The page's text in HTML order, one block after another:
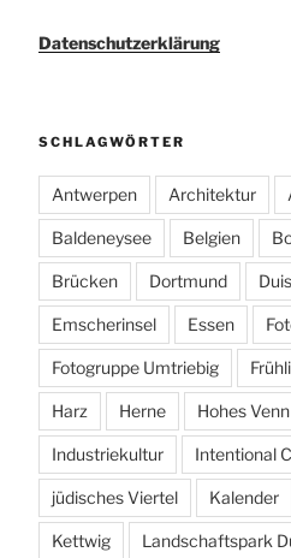
Datenschutzerklärung
SCHLAGWÖRTER
Antwerpen Architektur
Baldeneysee Belgien
Brücken Dortmund
Emscherinsel Essen
Fotogruppe Umtriebig
Harz Herne Hohes Venn
Industriekultur Intentional
jüdisches Viertel Kalender
Kettwig Landschaftspark